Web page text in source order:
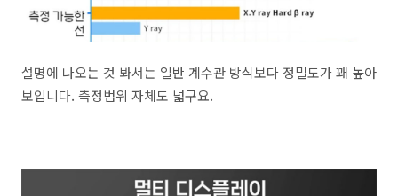
설명에 나오는 것 봐서는 일반 계수관 방식보다 정밀도가 꽤 높아
보입니다. 측정범위 자체도 넓구요.